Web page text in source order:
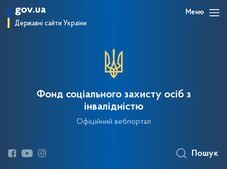
gov.ua
Державні сайти України
Меню
Фонд соціального захисту осіб з
інвалідністю
Офіційний вебпортал
Пошук